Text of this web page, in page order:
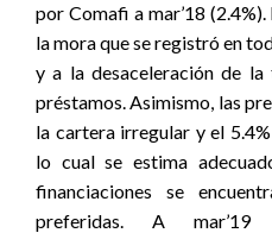
por Comafi a mar’18
la mora que se registró en
y a la desaceleración de
préstamos. Asimismo, las
la cartera irregular y el
lo cual se estima
financiaciones se
preferidas. A